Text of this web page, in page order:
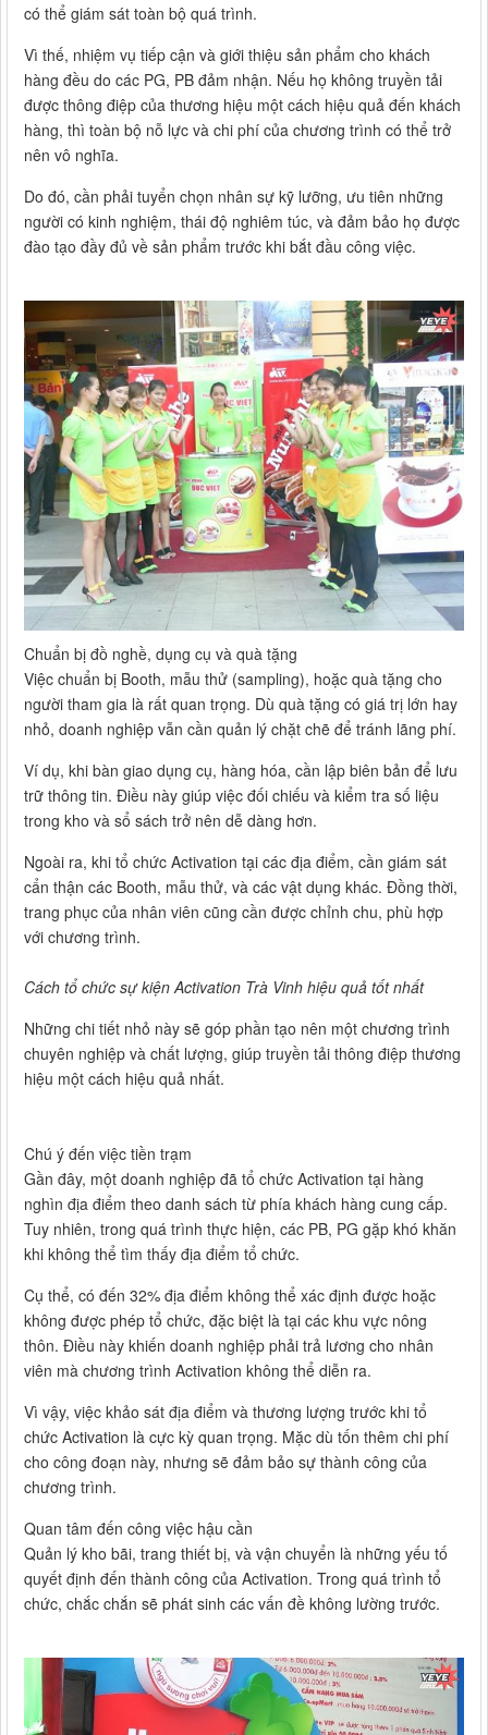
có thể giám sát toàn bộ quá trình.
Vì thế, nhiệm vụ tiếp cận và giới thiệu sản phẩm cho khách
hàng đều do các PG, PB đảm nhận. Nếu họ không truyền tải
được thông điệp của thương hiệu một cách hiệu quả đến khách
hàng, thì toàn bộ nỗ lực và chi phí của chương trình có thể trở
nên vô nghĩa.
Do đó, cần phải tuyển chọn nhân sự kỹ lưỡng, ưu tiên những
người có kinh nghiệm, thái độ nghiêm túc, và đảm bảo họ được
đào tạo đầy đủ về sản phẩm trước khi bắt đầu công việc.
Chuẩn bị đồ nghề, dụng cụ và quà tặng
Việc chuẩn bị Booth, mẫu thử (sampling), hoặc quà tặng cho
người tham gia là rất quan trọng. Dù quà tặng có giá trị lớn hay
nhỏ, doanh nghiệp vẫn cần quản lý chặt chẽ để tránh lãng phí.
Ví dụ, khi bàn giao dụng cụ, hàng hóa, cần lập biên bản để lưu
trữ thông tin. Điều này giúp việc đối chiếu và kiểm tra số liệu
trong kho và sổ sách trở nên dễ dàng hơn.
Ngoài ra, khi tổ chức Activation tại các địa điểm, cần giám sát
cẩn thận các Booth, mẫu thử, và các vật dụng khác. Đồng thời,
trang phục của nhân viên cũng cần được chỉnh chu, phù hợp
với chương trình.
Cách tổ chức sự kiện Activation Trà Vinh hiệu quả tốt nhất
Những chi tiết nhỏ này sẽ góp phần tạo nên một chương trình
chuyên nghiệp và chất lượng, giúp truyền tải thông điệp thương
hiệu một cách hiệu quả nhất.
Chú ý đến việc tiền trạm
Gần đây, một doanh nghiệp đã tổ chức Activation tại hàng
nghìn địa điểm theo danh sách từ phía khách hàng cung cấp.
Tuy nhiên, trong quá trình thực hiện, các PB, PG gặp khó khăn
khi không thể tìm thấy địa điểm tổ chức.
Cụ thể, có đến 32% địa điểm không thể xác định được hoặc
không được phép tổ chức, đặc biệt là tại các khu vực nông
thôn. Điều này khiến doanh nghiệp phải trả lương cho nhân
viên mà chương trình Activation không thể diễn ra.
Vì vậy, việc khảo sát địa điểm và thương lượng trước khi tổ
chức Activation là cực kỳ quan trọng. Mặc dù tốn thêm chi phí
cho công đoạn này, nhưng sẽ đảm bảo sự thành công của
chương trình.
Quan tâm đến công việc hậu cần
Quản lý kho bãi, trang thiết bị, và vận chuyển là những yếu tố
quyết định đến thành công của Activation. Trong quá trình tổ
chức, chắc chắn sẽ phát sinh các vấn đề không lường trước.